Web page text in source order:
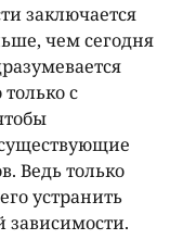
заключается
чем сегодня
с
Ведь только
устранить
зависимости.